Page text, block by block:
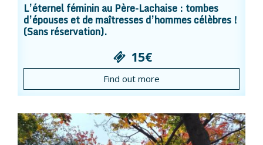
L’éternel féminin au Père-Lachaise : tombes
d’épouses et de maîtresses d’hommes célèbres !
(Sans réservation).
15€
Find out more